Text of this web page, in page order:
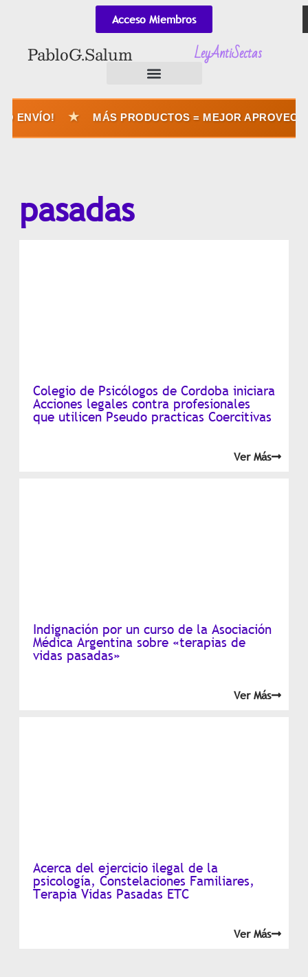
Acceso Miembros
Pablo G. Salum LeyAntiSectas
ENVÍO! MÁS PRODUCTOS = MEJOR
pasadas
Colegio de Psicólogos de Cordoba iniciara
Acciones legales contra profesionales
que utilicen Pseudo practicas Coercitivas
Ver Más
Indignación por un curso de la Asociación
Médica Argentina sobre «terapias de
vidas pasadas»
Ver Más
Acerca del ejercicio ilegal de la
psicología, Constelaciones Familiares,
Terapia Vidas Pasadas ETC
Ver Más